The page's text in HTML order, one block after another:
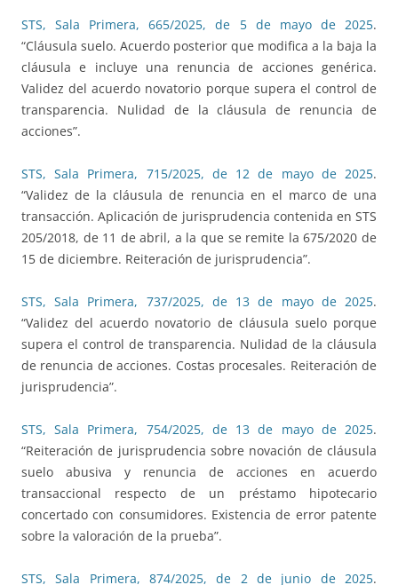
STS, Sala Primera, 665/2025, de 5 de mayo de 2025.
“Cláusula suelo. Acuerdo posterior que modifica a la baja la
cláusula e incluye una renuncia de acciones genérica.
Validez del acuerdo novatorio porque supera el control de
transparencia. Nulidad de la cláusula de renuncia de
acciones”.
STS, Sala Primera, 715/2025, de 12 de mayo de 2025.
“Validez de la cláusula de renuncia en el marco de una
transacción. Aplicación de jurisprudencia contenida en STS
205/2018, de 11 de abril, a la que se remite la 675/2020 de
15 de diciembre. Reiteración de jurisprudencia”.
STS, Sala Primera, 737/2025, de 13 de mayo de 2025.
“Validez del acuerdo novatorio de cláusula suelo porque
supera el control de transparencia. Nulidad de la cláusula
de renuncia de acciones. Costas procesales. Reiteración de
jurisprudencia”.
STS, Sala Primera, 754/2025, de 13 de mayo de 2025.
“Reiteración de jurisprudencia sobre novación de cláusula
suelo abusiva y renuncia de acciones en acuerdo
transaccional respecto de un préstamo hipotecario
concertado con consumidores. Existencia de error patente
sobre la valoración de la prueba”.
STS, Sala Primera, 874/2025, de 2 de junio de 2025.